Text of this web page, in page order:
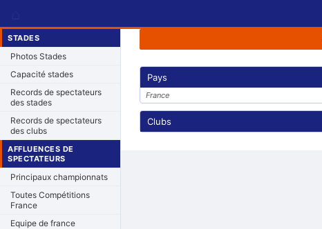
STADES
Photos Stades
Capacité stades
Records de spectateurs
des stades
Records de spectateurs
des clubs
AFFLUENCES DE
SPECTATEURS
Principaux championnats
Toutes Compétitions
France
Equipe de france
Pays
France
Clubs